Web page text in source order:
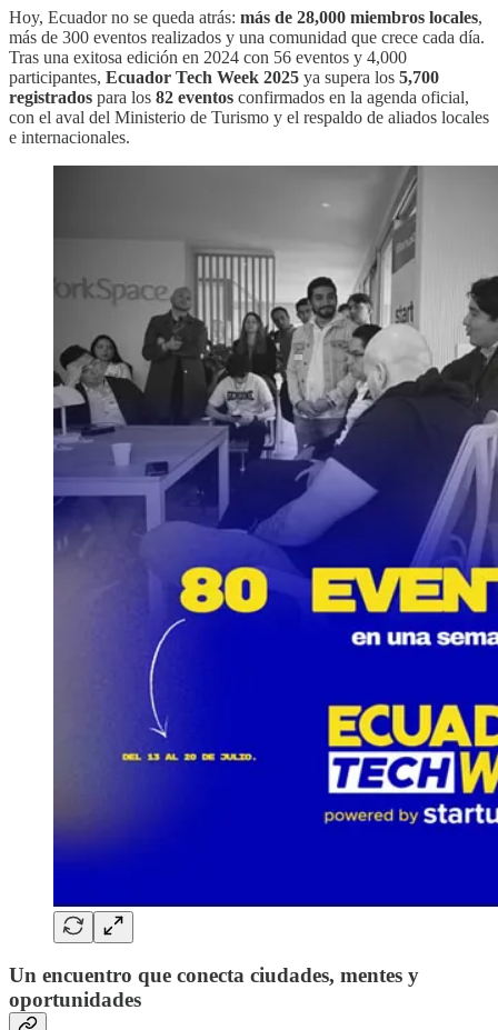
Hoy, Ecuador no se queda atrás: más de 28,000 miembros locales,
más de 300 eventos realizados y una comunidad que crece cada día.
Tras una exitosa edición en 2024 con 56 eventos y 4,000
participantes, Ecuador Tech Week 2025 ya supera los 5,700
registrados para los 82 eventos confirmados en la agenda oficial,
con el aval del Ministerio de Turismo y el respaldo de aliados locales
e internacionales.
Un encuentro que conecta ciudades, mentes y
oportunidades